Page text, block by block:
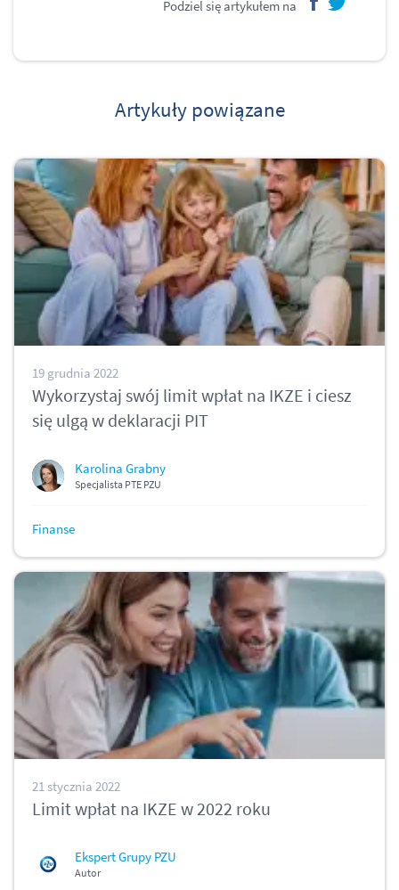
Podziel się artykułem na
Artykuły powiązane
19 grudnia 2022
Wykorzystaj swój limit wpłat na IKZE i ciesz
się ulgą w deklaracji PIT
Karolina Grabny
Specjalista PTE PZU
Finanse
21 stycznia 2022
Limit wpłat na IKZE w 2022 roku
Ekspert Grupy PZU
Autor